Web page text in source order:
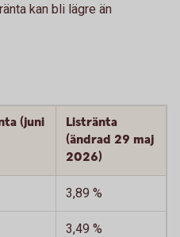
kan bli lägre än
(juni
Listränta
(ändrad 29 maj
2026)
3,89 %
3,49 %